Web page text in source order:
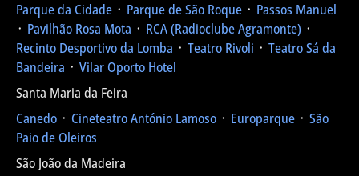
Parque da Cidade ᛫ Parque de São Roque ᛫ Passos Manuel
᛫ Pavilhão Rosa Mota ᛫ RCA (Radioclube Agramonte) ᛫
Recinto Desportivo da Lomba ᛫ Teatro Rivoli ᛫ Teatro Sá da
Bandeira ᛫ Vilar Oporto Hotel
Santa Maria da Feira
Canedo ᛫ Cineteatro António Lamoso ᛫ Europarque ᛫ São
Paio de Oleiros
São João da Madeira